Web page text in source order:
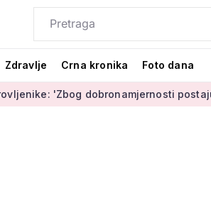
Zdravlje Crna kronika Foto dana
'Zbog dobronamjernosti postaju meta